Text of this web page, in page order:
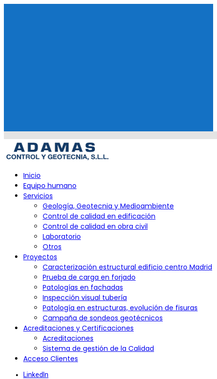
PrimaryInicio
Equipo humano
Servicios
Geología, Geotecnia y Medioambiente
Control de calidad en edificación
Control de calidad en obra civil
Laboratorio
Otros
Proyectos
Caracterización estructural edificio centro Madrid
Prueba de carga en forjado
Patologías en fachadas
Inspección visual tubería
Patología en estructuras, evolución de fisuras
Campaña de sondeos geotécnicos
Acreditaciones y Certificaciones
Acreditaciones
Sistema de gestión de la Calidad
Acceso Clientes
LinkedIn